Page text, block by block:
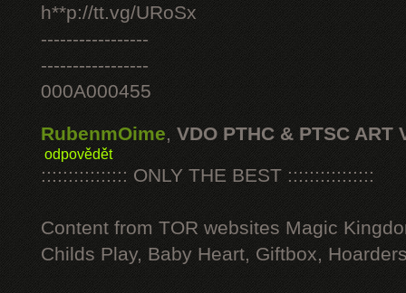
h**p://tt.vg/URoSx
-----------------
-----------------
000A000455
RubenmOime, VDO PTHC & PTSC ART
odpovědět
:::::::::::::::: ONLY THE BEST ::::::::::::::::
Content from TOR websites Magic
Childs Play, Baby Heart, Giftbox,